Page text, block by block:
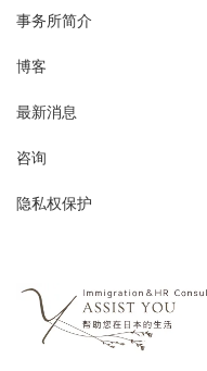
事务所简介
博客
最新消息
咨询
隐私权保护